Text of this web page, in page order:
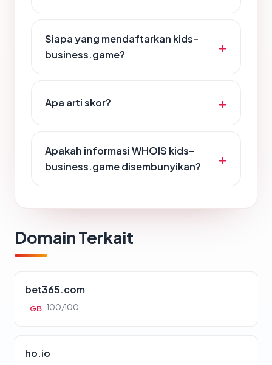
Siapa yang mendaftarkan kids-
business.game?
Apa arti skor?
Apakah informasi WHOIS kids-
business.game disembunyikan?
Domain Terkait
bet365.com
GB 100/100
ho.io